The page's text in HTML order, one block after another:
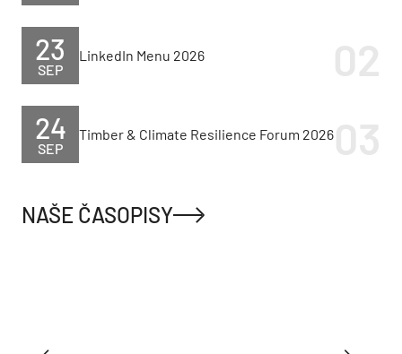
SEP
23 LinkedIn Menu 2026
SEP
24 Timber & Climate Resilience Forum 2026
NAŠE ČASOPISY